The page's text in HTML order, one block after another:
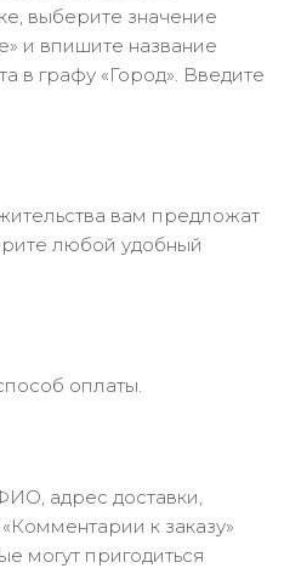
выберите значение
и впишите название
в графу «Город». Введите
вам предложат
любой удобный
оплаты.
адрес доставки,
к заказу»
могут пригодиться